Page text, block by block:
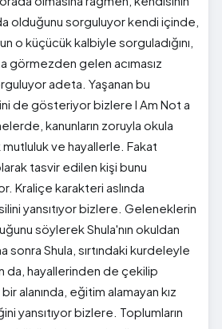
olduğunu sorguluyor kendi içinde,
o küçücük kalbiyle sorguladığını,
görmezden gelen acımasız
adeta. Yaşanan bu
de gösteriyor bizlere I Am Not a
kanunların zoruyla okula
mutluluk ve hayallerle. Fakat
tasvir edilen kişi bunu
Kraliçe karakteri aslında
yansıtıyor bizlere. Geleneklerin
söylerek Shula'nın okuldan
sonra Shula, sırtındaki kurdeleyle
da, hayallerinden de çekilip
bir alanında, eğitim alamayan kız
yansıtıyor bizlere. Toplumların